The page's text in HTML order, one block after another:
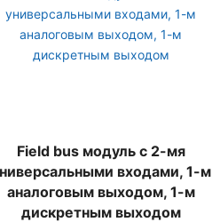
Field bus модуль с 2-мя
входами, 1-м
аналоговым выходом, 1-м
дискретным выходом